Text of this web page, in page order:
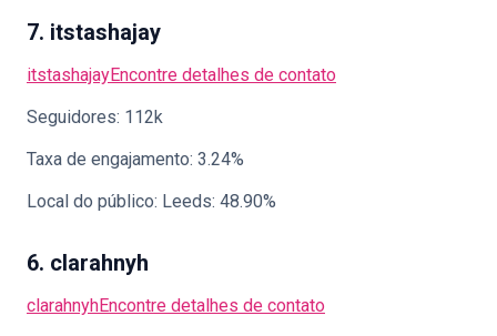
7. itstashajay
itstashajayEncontre detalhes de contato
Seguidores: 112k
Taxa de engajamento: 3.24%
Local do público: Leeds: 48.90%
6. clarahnyh
clarahnyhEncontre detalhes de contato